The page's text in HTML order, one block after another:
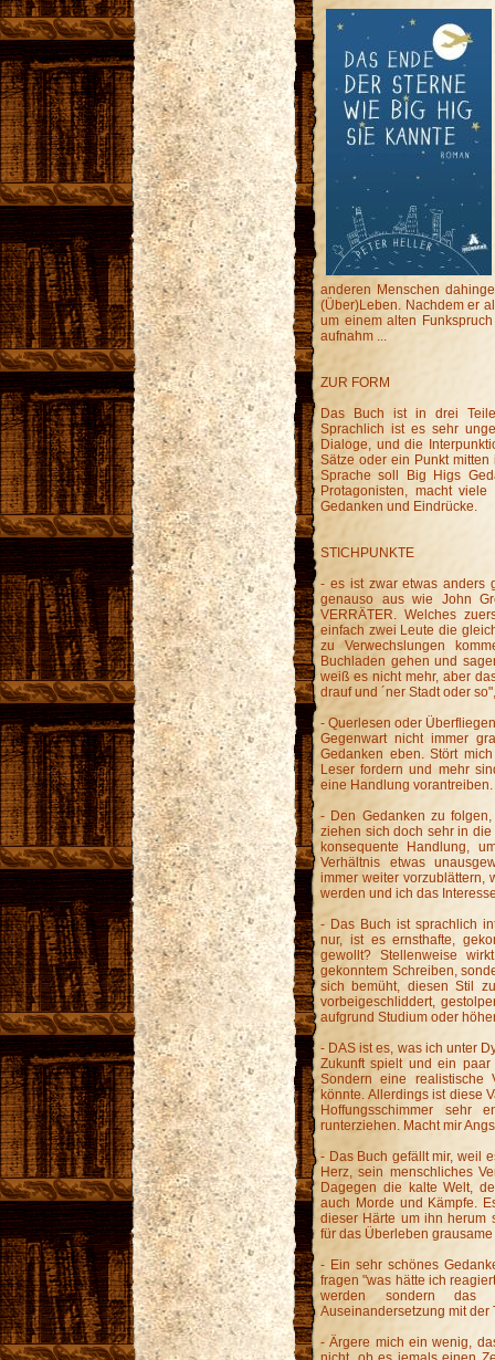
anderen Menschen
(Über)Leben. Nachdem er
um einem alten
aufnahm ...
ZUR FORM
Das Buch ist in drei
Sprachlich ist es sehr
Dialoge, und die
Sätze oder ein Punkt
Sprache soll Big Higs
Protagonisten, macht
Gedanken und Eindrücke.
STICHPUNKTE
- es ist zwar etwas anders
genauso aus wie John
VERRÄTER. Welches
einfach zwei Leute die
zu Verwechslungen
Buchladen gehen und
weiß es nicht mehr, aber
drauf und ´ner Stadt oder
- Querlesen oder
Gegenwart nicht immer
Gedanken eben. Stört
Leser fordern und mehr
eine Handlung vorantreiben.
- Den Gedanken zu
ziehen sich doch sehr in
konsequente Handlung,
Verhältnis etwas
immer weiter vorzublättern,
werden und ich das
- Das Buch ist sprachlich
nur, ist es ernsthafte,
gewollt? Stellenweise
gekonntem Schreiben,
sich bemüht, diesen Stil
vorbeigeschliddert,
aufgrund Studium oder
- DAS ist es, was ich unter
Zukunft spielt und ein
Sondern eine realistische
könnte. Allerdings ist diese
Hoffungsschimmer sehr
runterziehen. Macht mir
- Das Buch gefällt mir, weil
Herz, sein menschliches
Dagegen die kalte Welt,
auch Morde und Kämpfe.
dieser Härte um ihn herum
für das Überleben
- Ein sehr schönes
fragen "was hätte ich
werden sondern das
Auseinandersetzung mit der
- Ärgere mich ein wenig,